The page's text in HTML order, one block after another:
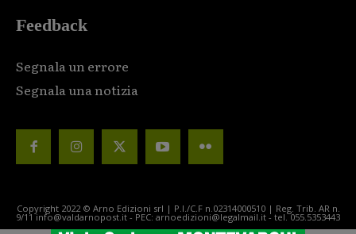
Feedback
Segnala un errore
Segnala una notizia
Copyright 2022 © Arno Edizioni srl | P.I./C.F n.02314000510 | Reg. Trib. AR n.
9/11 info@valdarnopost.it - PEC: arnoedizioni@legalmail.it - tel. 055.5353443